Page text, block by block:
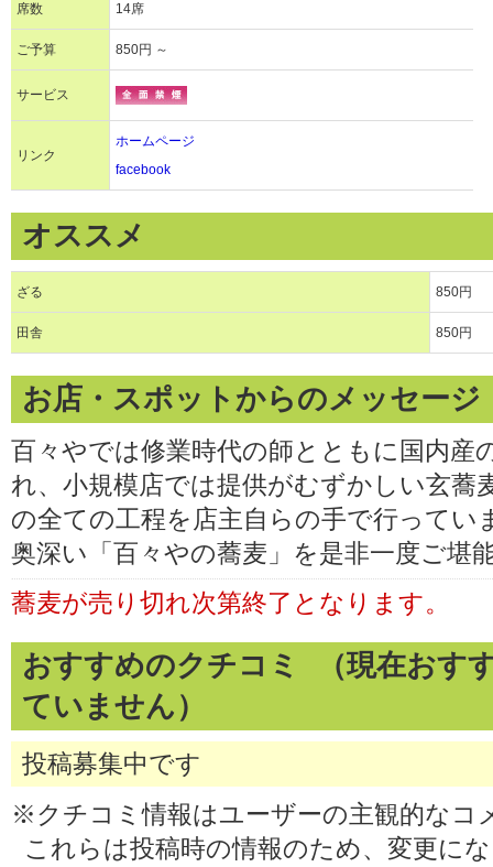
席数 14席
ご予算 850円 ～
サービス
リンク
ホームページ
facebook
オススメ
ざる 850円
田舎 850円
お店・スポットからのメッセージ
百々やでは修業時代の師とともに国内産
れ、小規模店では提供がむずかしい玄蕎
の全ての工程を店主自らの手で行ってい
奥深い「百々やの蕎麦」を是非一度ご堪
蕎麦が売り切れ次第終了となります。
おすすめのクチコミ （現在おす
ていません）
投稿募集中です
※クチコミ情報はユーザーの主観的なコ
これらは投稿時の情報のため、変更に